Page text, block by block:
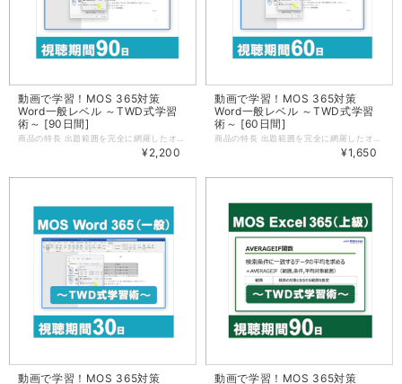
動画で学習！MOS 365対策
Word一般レベル ～TWD式学習
術～ [90日間]
¥2,200
動画で学習！MOS 365対策
Word一般レベル ～TWD式学習
術～ [60日間]
¥1,650
動画で学習！MOS 365対策
動画で学習！MOS 365対策